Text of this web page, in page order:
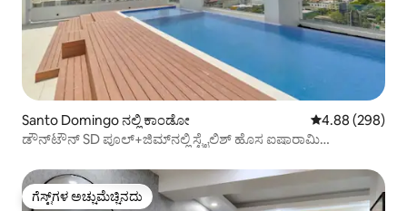
Santo Domingo ನಲ್ಲಿ ಕಾಂಡೋ 5 ರಲ್ಲಿ 4.88
4.88 (298)
ಡೌನ್‌ಟೌನ್ SD ಪೂಲ್+ಜಿಮ್‌ನಲ್ಲಿ ಸ್ಟೈಲಿಶ್ ಹೊಸ ಐಷಾರಾಮಿ
ಗೆಸ್ಟ್‌ಗಳ ಅಚ್ಚುಮೆಚ್ಚಿನದು
ಗೆಸ್ಟ್‌ಗಳ ಅಚ್ಚುಮೆಚ್ಚಿನದು